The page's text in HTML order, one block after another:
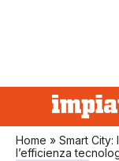
Home » Smart
l’efficienza